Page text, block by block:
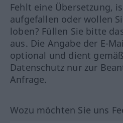
Fehlt eine Übersetzung,
aufgefallen oder wollen
loben? Füllen Sie bitte
aus. Die Angabe der E-
optional und dient
Datenschutz nur zur
Anfrage.
Wozu möchten Sie uns